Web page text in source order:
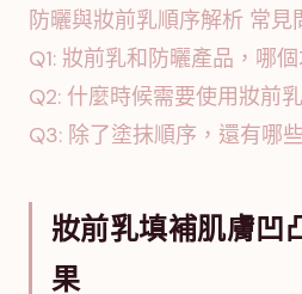
防曬與妝前乳順序解析 常見
Q1: 妝前乳和防曬產品，哪
Q2: 什麼時候需要使用妝前
Q3: 除了塗抹順序，還有哪
妝前乳填補肌膚凹
果